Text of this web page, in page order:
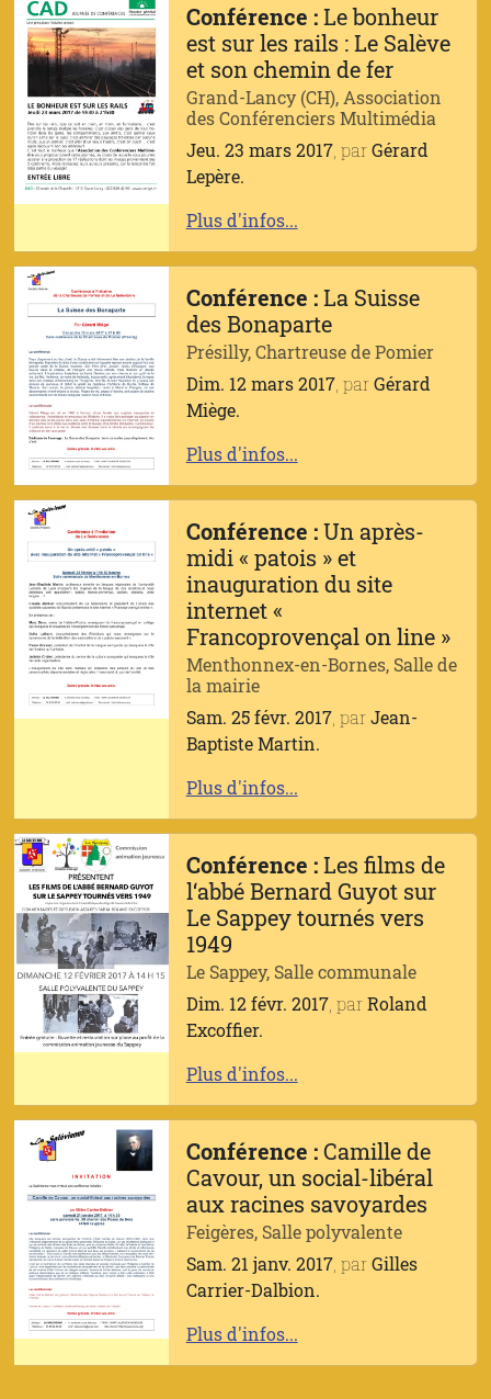
Conférence :Le bonheur
est sur les rails : Le Salève
et son chemin de fer
Grand-Lancy (CH), Association
des Conférenciers Multimédia
Jeu. 23 mars 2017, parGérard
Lepère.
Plus d'infos...
Conférence :La Suisse
des Bonaparte
Présilly, Chartreuse de Pomier
Dim. 12 mars 2017, parGérard
Miège.
Plus d'infos...
Conférence :Un après-
midi « patois » et
inauguration du site
internet «
Francoprovençal on line »
Menthonnex-en-Bornes, Salle de
la mairie
Sam. 25 févr. 2017, parJean-
Baptiste Martin.
Plus d'infos...
Conférence :Les films de
l‘abbé Bernard Guyot sur
Le Sappey tournés vers
1949
Le Sappey, Salle communale
Dim. 12 févr. 2017, parRoland
Excoffier.
Plus d'infos...
Conférence :Camille de
Cavour, un social-libéral
aux racines savoyardes
Feigères, Salle polyvalente
Sam. 21 janv. 2017, parGilles
Carrier-Dalbion.
Plus d'infos...